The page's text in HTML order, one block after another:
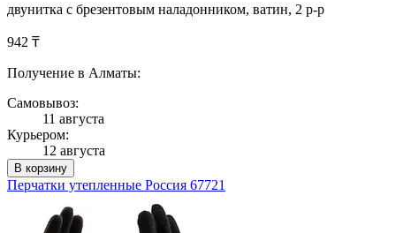
двунитка с брезентовым наладонником, ватин, 2 р-р
942 ₸
Получение в Алматы:
Самовывоз:
11 августа
Курьером:
12 августа
В корзину
Перчатки утепленные Россия 67721